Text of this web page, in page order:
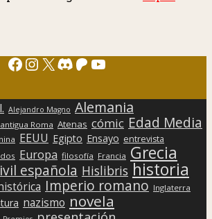
Facebook
Instagram
X Discord
Patreon
YouTube
Alejandro Magno Alemania
antigua Roma Atenas cómic Edad Media
EEUU Egipto Ensayo entrevista
Europa filosofía Francia Grecia
española Hislibris historia
Imperio romano Inglaterra
nazismo novela